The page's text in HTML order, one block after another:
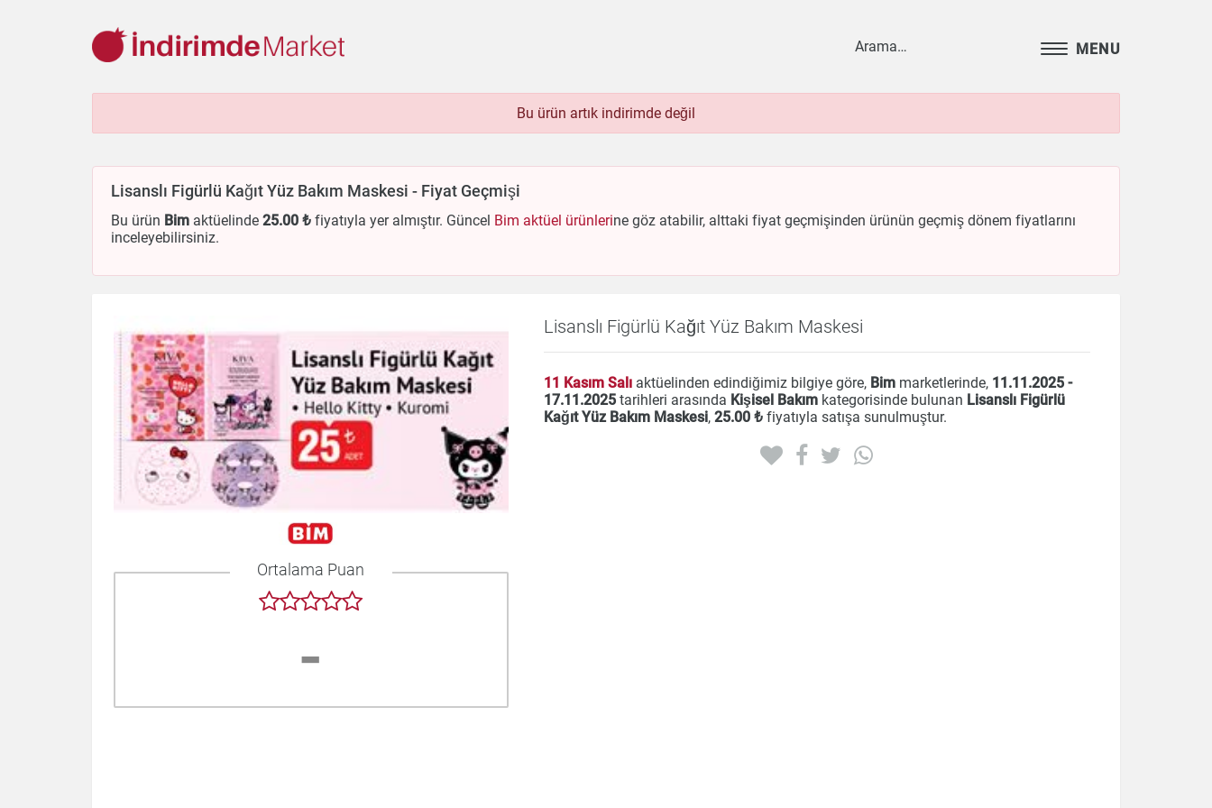
MENU
Cep Telefonu
Çikolata & Bisküvi & Kuruyemiş Dondurma Dondurulmuş Ürünler Elektronik
Et & Balık
Ev & Dekorasyon
Evcil Hayvan Gezi & Seyahat Giyim Hazır Soslar Hazır Yemekler
Kırtasiye
Kişisel Bakım Kitap & Dergi Konserve Küçük Ev Aletleri Meyve & Sebze
Mutfak Ürünleri
Otomobil
Oyuncak
Bu ürün artık indirimde değil
Lisanslı Figürlü Kağıt Yüz Bakım Maskesi - Fiyat Geçmişi
Bu ürün Bim aktüelinde 25.00 ₺ fiyatıyla yer almıştır. Güncel Bim aktüel ürünlerine göz atabilir, alttaki fiyat geçmişinden ürünün geçmiş dönem fiyatlarını
inceleyebilirsiniz.
Ortalama Puan
-
Lisanslı Figürlü Kağıt Yüz Bakım Maskesi
11 Kasım Salıaktüelinden edindiğimiz bilgiye göre, Bimmarketlerinde, 11.11.2025 -
17.11.2025tarihleri arasında Kişisel Bakımkategorisinde bulunan Lisanslı Figürlü
Kağıt Yüz Bakım Maskesi, 25.00 ₺fiyatıyla satışa sunulmuştur.